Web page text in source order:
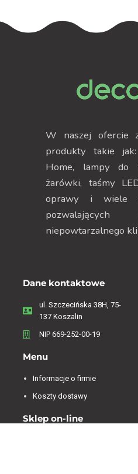
W naszej ofercie
produkty takie
Home, lampy do
żarówki, taśmy
oprawy i wiele
niepowtarzalnego
Dane kontaktowe
ul. Szczecińska 38H, 75-
137 Koszalin
NIP 669-252-00-19
Menu
Informacje o firmie
Koszty dostawy
Sklep on-line